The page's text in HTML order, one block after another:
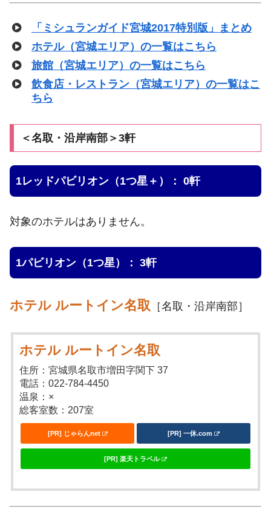
「ミシュランガイド宮城2017特別版」まとめ
ホテル（宮城エリア）の一覧はこちら
旅館（宮城エリア）の一覧はこちら
飲食店・レストラン（宮城エリア）の一覧はこ
ちら
＜名取・沿岸南部＞3軒
1レッドパビリオン（1つ星＋）： 0軒
対象のホテルはありません。
1パビリオン（1つ星）： 3軒
ホテル ルートイン名取 ［名取・沿岸南部］
ホテル ルートイン名取
住所：宮城県名取市増田字関下 37
電話：022-784-4450
温泉：×
総客室数：207室
[PR] じゃらんnet [PR] 一休.com
[PR] 楽天トラベル